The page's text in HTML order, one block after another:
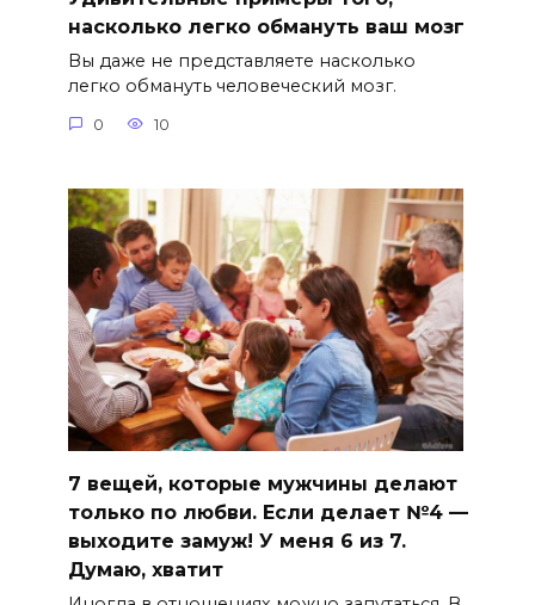
насколько легко обмануть ваш мозг
Вы даже не представляете насколько
легко обмануть человеческий мозг.
0 10
7 вещей, которые мужчины делают
только по любви. Если делает №4 —
выходите замуж! У меня 6 из 7.
Думаю, хватит